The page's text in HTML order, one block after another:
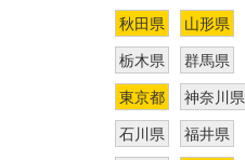
秋田県
山形県
栃木県
群馬県
東京都
神奈川県
石川県
福井県